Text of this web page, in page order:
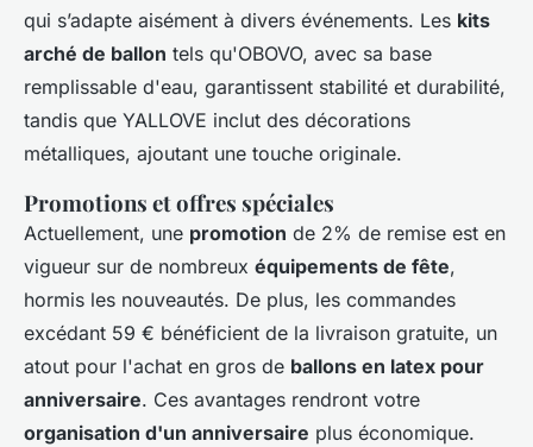
qui s’adapte aisément à divers événements. Les kits
arché de ballon tels qu'OBOVO, avec sa base
remplissable d'eau, garantissent stabilité et durabilité,
tandis que YALLOVE inclut des décorations
métalliques, ajoutant une touche originale.
Promotions et offres spéciales
Actuellement, une promotion de 2% de remise est en
vigueur sur de nombreux équipements de fête,
hormis les nouveautés. De plus, les commandes
excédant 59 € bénéficient de la livraison gratuite, un
atout pour l'achat en gros de ballons en latex pour
anniversaire. Ces avantages rendront votre
organisation d'un anniversaire plus économique.